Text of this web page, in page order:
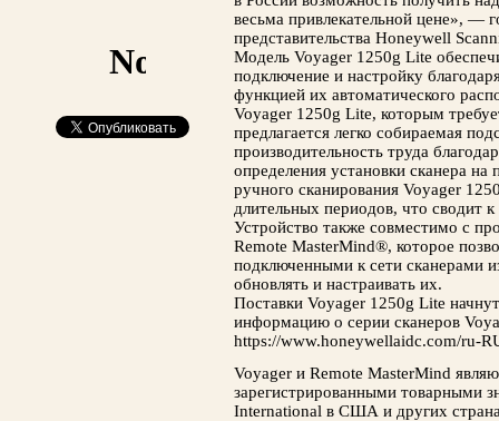
весьма привлекательной цене», —
представительства Honeywell
Модель Voyager 1250g Lite
подключение и настройку
функцией их автоматического
Voyager 1250g Lite, которым
предлагается легко собираемая
производительность труда
определения установки сканера на
ручного сканирования Voyager
длительных периодов, что сводит
Устройство также совместимо с
Remote MasterMind®, которое
подключенными к сети сканерами
обновлять и настраивать их.
Поставки Voyager 1250g Lite
информацию о серии сканеров
https://www.honeywellaidc.com/ru-
Voyager и Remote MasterMind
зарегистрированными товарными
International в США и других